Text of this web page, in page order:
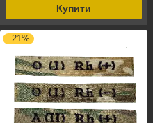
Купити
–21%